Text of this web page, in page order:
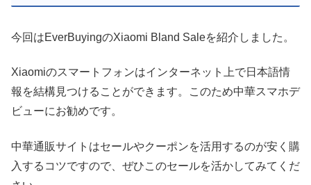
今回はEverBuyingのXiaomi Bland Saleを紹介しました。
Xiaomiのスマートフォンはインターネット上で日本語情
報を結構見つけることができます。このため中華スマホデ
ビューにお勧めです。
中華通販サイトはセールやクーポンを活用するのが安く購
入するコツですので、ぜひこのセールを活かしてみてくだ